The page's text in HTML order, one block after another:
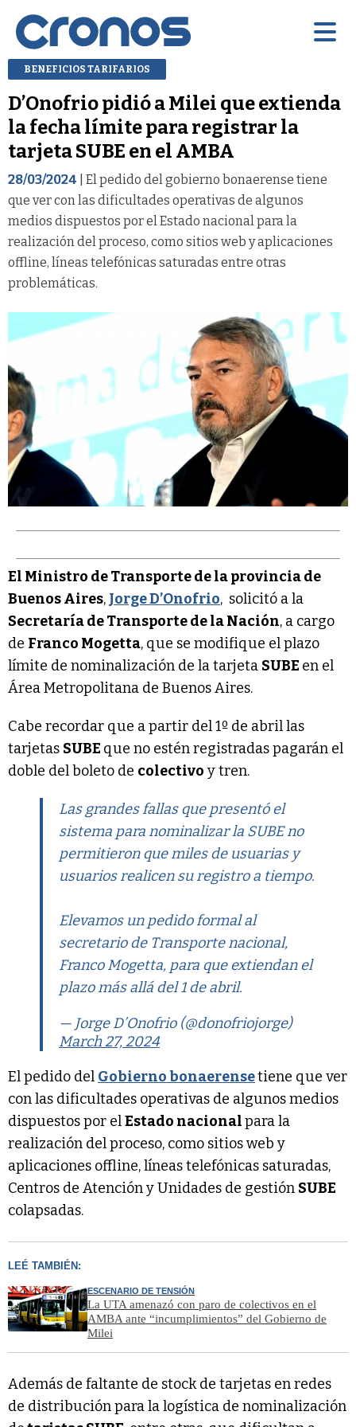
BENEFICIOS TARIFARIOS
D’Onofrio pidió a Milei que extienda
la fecha límite para registrar la
tarjeta SUBE en el AMBA
28/03/2024 | El pedido del gobierno bonaerense tiene
que ver con las dificultades operativas de algunos
medios dispuestos por el Estado nacional para la
realización del proceso, como sitios web y aplicaciones
offline, líneas telefónicas saturadas entre otras
problemáticas.
El Ministro de Transporte de la provincia de
Buenos Aires, Jorge D’Onofrio, solicitó a la
Secretaría de Transporte de la Nación, a cargo
de Franco Mogetta, que se modifique el plazo
límite de nominalización de la tarjeta SUBE en el
Área Metropolitana de Buenos Aires.
Cabe recordar que a partir del 1º de abril las
tarjetas SUBE que no estén registradas pagarán el
doble del boleto de colectivo y tren.
Las grandes fallas que presentó el
sistema para nominalizar la SUBE no
permitieron que miles de usuarias y
usuarios realicen su registro a tiempo.
Elevamos un pedido formal al
secretario de Transporte nacional,
Franco Mogetta, para que extiendan el
plazo más allá del 1 de abril.
— Jorge D’Onofrio (@donofriojorge)
March 27, 2024
El pedido del Gobierno bonaerensetiene que ver
con las dificultades operativas de algunos medios
dispuestos por elEstado nacionalpara la
realización del proceso, como sitios web y
aplicaciones offline, líneas telefónicas saturadas,
Centros de Atención y Unidades de gestión SUBE
colapsadas.
LEÉ TAMBIÉN:
ESCENARIO DE TENSIÓN
La UTA amenazó con paro de colectivos en el
AMBA ante “incumplimientos” del Gobierno de
Milei
Además de faltante de stock de tarjetas en redes
de distribución para la logística de nominalización